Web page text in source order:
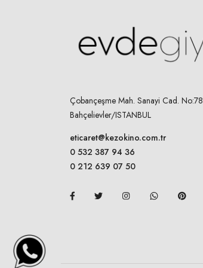
Çobançeşme Mah. Sanayi Cad. No:78
Bahçelievler/ISTANBUL
eticaret@kezokino.com.tr
0 532 387 94 36
0 212 639 07 50